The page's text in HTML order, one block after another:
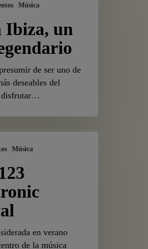
Música
Ibiza, un
de ser uno de
deseables del
disfrutar…
Música
en verano
de la música